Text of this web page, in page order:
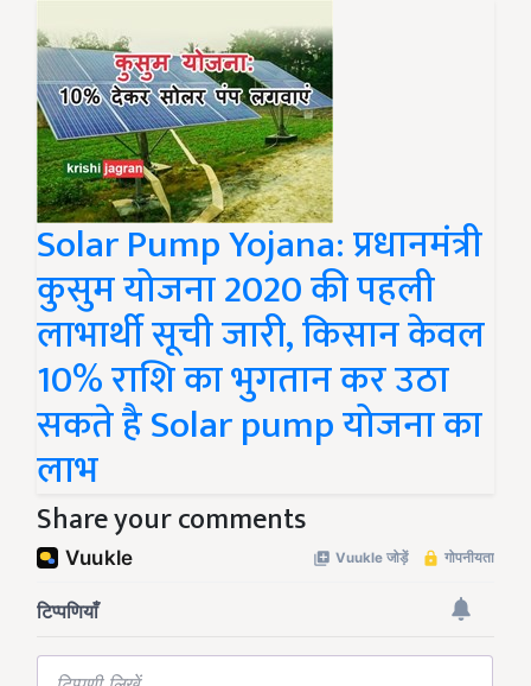
Solar Pump Yojana: प्रधानमंत्री
कुसुम योजना 2020 की पहली
लाभार्थी सूची जारी, किसान केवल
10% राशि का भुगतान कर उठा
सकते है Solar pump योजना का
लाभ
Share your comments